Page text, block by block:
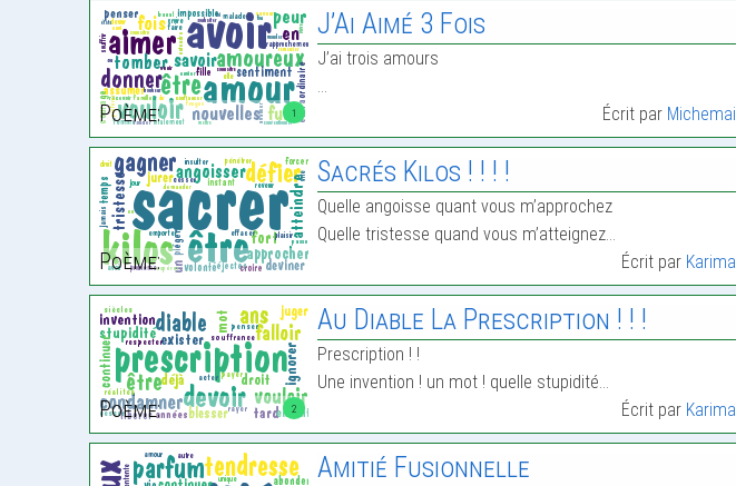
1
Poème:
J’Ai Aimé 3 Fois
J’ai trois amours
…
Écrit par Michemai
Poème:
Sacrés Kilos ! ! ! !
Quelle angoisse quant vous m’approchez
Quelle tristesse quand vous m’atteignez…
Écrit par Karima
2
Poème:
Au Diable La Prescription ! ! !
Prescription ! !
Une invention ! un mot ! quelle stupidité…
Écrit par Karima
Amitié Fusionnelle